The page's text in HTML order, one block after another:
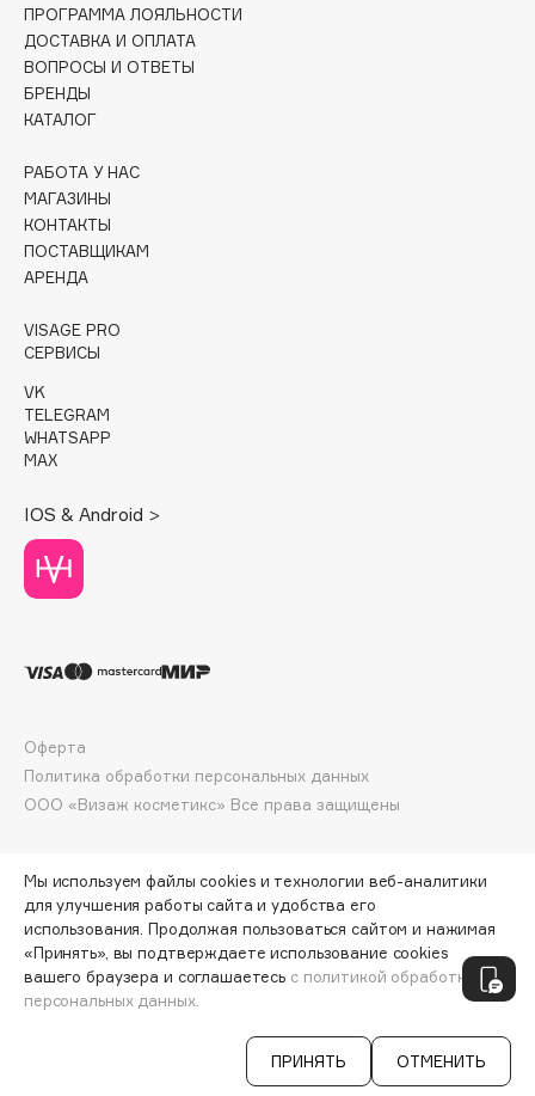
Collagenina
Consly
Corimo
Cottolina
Crescina
Cunzite
Curaprox
D
d'Alba
DABO
Darphin
Davines
Deonica
Divage
Dolomit
Dorco
DP Daily Perfection
Dr.Althea
Dr.Ceuracle
Dr.Jart+
DSD de Luxe
Dyson
ПО ЗОЛОТОЙ КАРТЕ: 1891 ₽
ДОБАВИТЬ В КОРЗИНУ 1990 ₽
ПРОГРАММА ЛОЯЛЬНОСТИ
ДОСТАВКА И ОПЛАТА
ВОПРОСЫ И ОТВЕТЫ
БРЕНДЫ
КАТАЛОГ
РАБОТА У НАС
МАГАЗИНЫ
КОНТАКТЫ
ПОСТАВЩИКАМ
АРЕНДА
VISAGE PRO
СЕРВИСЫ
VK
TELEGRAM
WHATSAPP
MAX
IOS & Android >
ООО «Визаж косметикс» Все права защищены
Оферта
Политика обработки персональных данных
Мы используем файлы cookies и технологии веб-аналитики
для улучшения работы сайта и удобства его
использования. Продолжая пользоваться сайтом и нажимая
«Принять», вы подтверждаете использование cookies
вашего браузера и соглашаетесь с политикой обработки
персональных данных.
ПРИНЯТЬ ОТМЕНИТЬ